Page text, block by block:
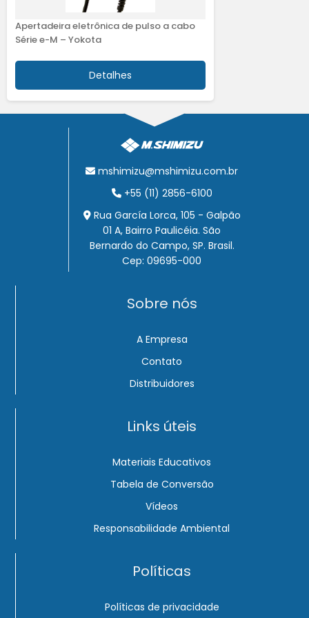
Apertadeira eletrônica de pulso a cabo
Série e-M – Yokota
Detalhes
mshimizu@mshimizu.com.br
+55 (11) 2856-6100
Rua García Lorca, 105 - Galpão
01 A, Bairro Paulicéia. São
Bernardo do Campo, SP. Brasil.
Cep: 09695-000
Sobre nós
A Empresa
Contato
Distribuidores
Links úteis
Materiais Educativos
Tabela de Conversão
Vídeos
Responsabilidade Ambiental
Políticas
Políticas de privacidade